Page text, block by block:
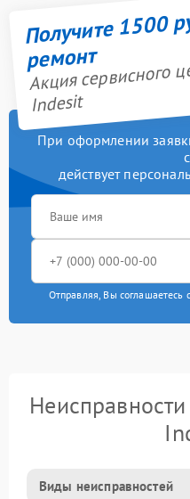
Получите 1500
ремонт
Акция сервисного
Indesit
При оформлении
действует
Отправляя, Вы соглашаетесь с
Виды неисправностей